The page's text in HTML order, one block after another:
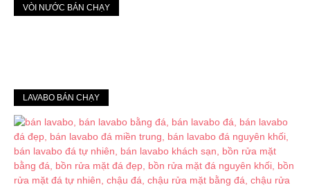
VÒI NƯỚC BÁN CHẠY
LAVABO BÁN CHẠY